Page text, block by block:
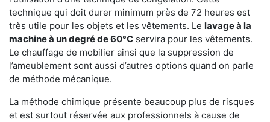
technique qui doit durer minimum près de 72 heures est
très utile pour les objets et les vêtements. Le lavage à la
machine à un degré de 60°C servira pour les vêtements.
Le chauffage de mobilier ainsi que la suppression de
l’ameublement sont aussi d’autres options quand on parle
de méthode mécanique.
La méthode chimique présente beaucoup plus de risques
et est surtout réservée aux professionnels à cause de